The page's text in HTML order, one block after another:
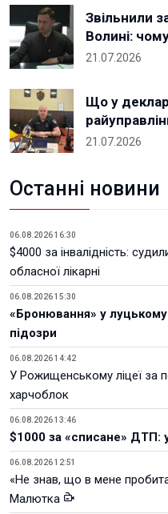
Звільнили
Волині:
21.07.2026
Що у
21.07.2026
Останні новини
06.08.2026 16:30
$4000 за інвалідність:
обласної лікарні
06.08.2026 15:30
«Бронювання» у
підозри
06.08.2026 14:42
У Рожищенському ліцеї за
харчоблок
06.08.2026 13:46
$1000 за «списане» ДТП:
06.08.2026 12:51
«Не знав, що в мене
Малютка